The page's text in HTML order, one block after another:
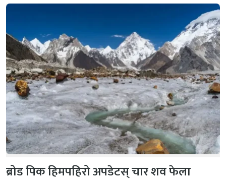
ब्रोड पिक हिमपहिरो अपडेटस् चार शव फेला